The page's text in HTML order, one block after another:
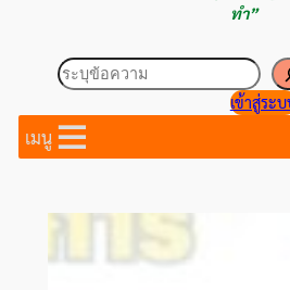
ทำ”
ค้นหา
เข้าสู่ระ
เมนู